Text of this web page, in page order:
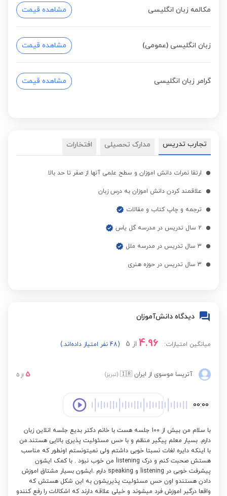
مکالمه زبان انگلیسی مشاهده قیمت
زبان انگلیسی (عمومی) مشاهده قیمت
گرامر زبان انگلیسی مشاهده قیمت
تجارب تدریس مدارک تحصیلی افتخارات
ارتقا نمرات دانش اموزان و سطح علمی آنها از صفر تا حد بالا
علاقمند کردن دانش اموزان به درس زبان
ترجمه و چاپ کتاب و مقالات
2 سال تدریس در مدرسه گل یاس
3 سال تدریس در مدرسه ملل
3 سال تدریس در حوزه هنری
دیدگاه دانش‌آموزان
میانگین امتیازات: 4.96 از 5 (48 نفر امتیاز داده‌اند.)
آتریسا موسوی از ایران 🇮🇷 (تبریز) 5 از 5
00:00
با سلام من بیش از 100 جلسه هست با خانم دکتر بدیع جلسه انلاین زبان
دارم. بسیار معلم پیگیر منظم و با حس مسئولیت پذیری بالایی هستند.من
با اینکه دایره لغات نسبتا خوبی داشتم ولی نمیتونستم اونطور که مناسب
هستش صحبت کنم و درک listening من خوب نبود . با کمک ایشون
پیشرفت خوبی در listening و speaking دارم .ایشون بسیار مشتاق اموزش
دادن هستندو اون حس مسئولیت پذیریشون به این شکل هستش که
واقعا درگیر اموزش فرد میشوند و خیلی علاقه دارند که اشکالات را رفع کنندو